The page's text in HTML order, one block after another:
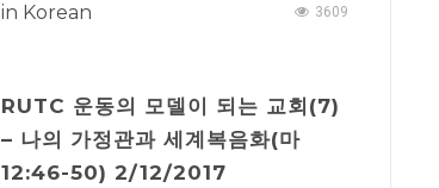
in Korean 3609
RUTC 운동의 모델이 되는 교회(7)
– 나의 가정관과 세계복음화(마
12:46-50) 2/12/2017